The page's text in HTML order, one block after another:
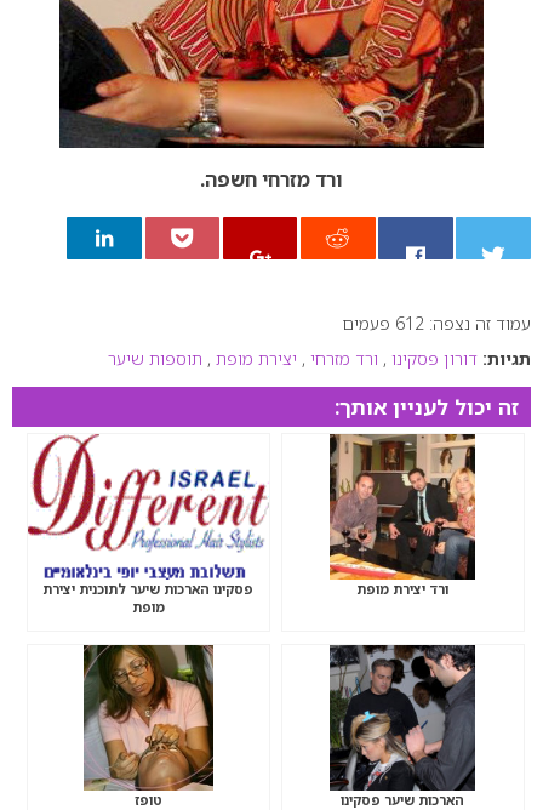
ורד מזרחי חשפה.
0עמוד זה נצפה: 612 פעמים
תגיות: דורון פסקינו , ורד מזרחי , יצירת מופת , תוספות שיער
זה יכול לעניין אותך:
ורד יצירת מופת
פסקינו הארכות שיער לתוכנית יצירת
מופת
הארכות שיער פסקינו טופז